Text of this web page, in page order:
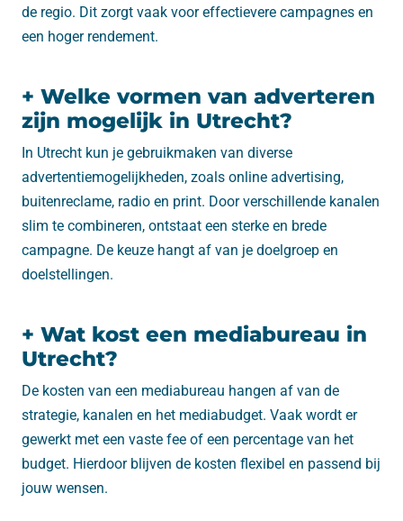
de regio. Dit zorgt vaak voor effectievere campagnes en
een hoger rendement.
+ Welke vormen van adverteren
zijn mogelijk in Utrecht?
In Utrecht kun je gebruikmaken van diverse
advertentiemogelijkheden, zoals online advertising,
buitenreclame, radio en print. Door verschillende kanalen
slim te combineren, ontstaat een sterke en brede
campagne. De keuze hangt af van je doelgroep en
doelstellingen.
+ Wat kost een mediabureau in
Utrecht?
De kosten van een mediabureau hangen af van de
strategie, kanalen en het mediabudget. Vaak wordt er
gewerkt met een vaste fee of een percentage van het
budget. Hierdoor blijven de kosten flexibel en passend bij
jouw wensen.